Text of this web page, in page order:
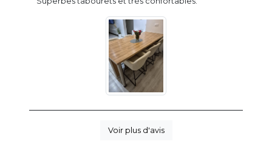
Voir plus d'avis